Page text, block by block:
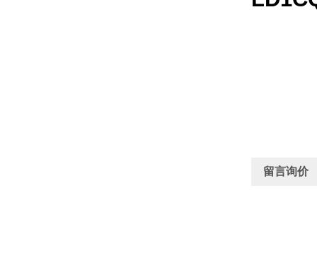
留言询价